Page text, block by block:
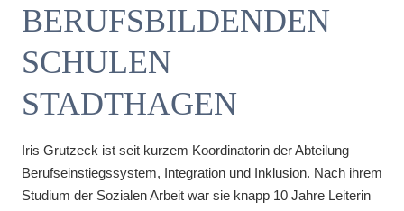
BERUFSBILDENDEN
SCHULEN
STADTHAGEN
Iris Grutzeck ist seit kurzem Koordinatorin der Abteilung
Berufseinstiegssystem, Integration und Inklusion. Nach ihrem
Studium der Sozialen Arbeit war sie knapp 10 Jahre Leiterin